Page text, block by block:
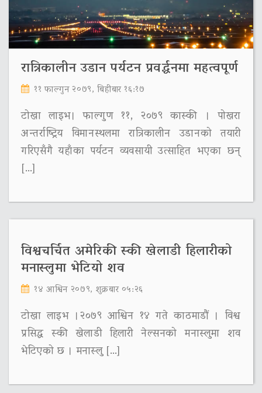
रात्रिकालीन उडान पर्यटन प्रवर्द्धनमा महत्वपूर्ण
११ फाल्गुन २०७९, बिहीबार १६:१७
टोखा लाइभ। फाल्गुण ११, २०७९ कास्की । पोखरा
अन्तर्राष्ट्रिय विमानस्थलमा रात्रिकालीन उडानको तयारी
गरिएसँगै यहाँका पर्यटन व्यवसायी उत्साहित भएका छन्
[…]
विश्वचर्चित अमेरिकी स्की खेलाडी हिलारीको
मनास्लुमा भेटियो शव
१४ आश्विन २०७९, शुक्रबार ०५:२६
टोखा लाइभ ।२०७९ आश्विन १४ गते काठमाडौं । विश्व
प्रसिद्ध स्की खेलाडी हिलारी नेल्सनको मनास्लुमा शव
भेटिएको छ । मनास्लु […]